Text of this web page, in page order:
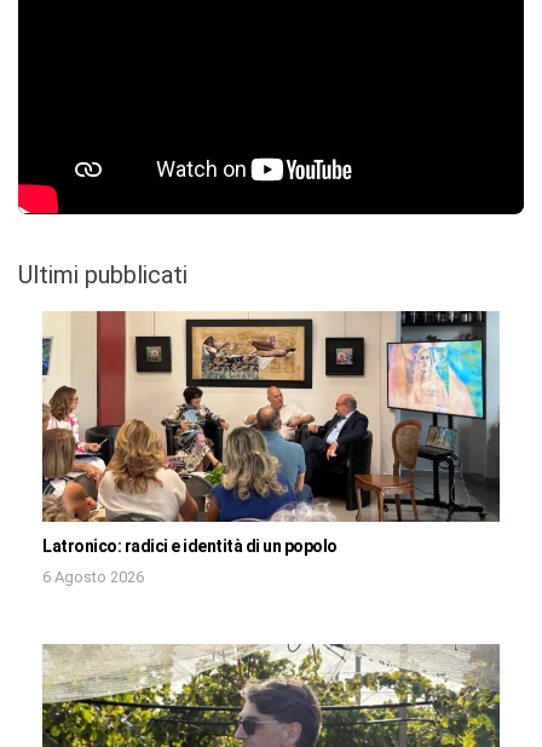
Ultimi pubblicati
Latronico: radici e identità di un popolo
6 Agosto 2026